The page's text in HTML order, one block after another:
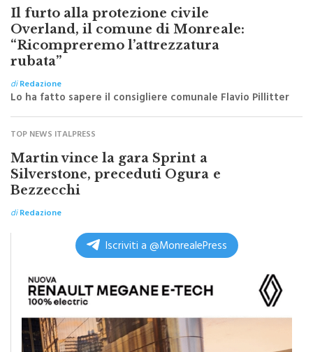
CRONACA
Il furto alla protezione civile
Overland, il comune di Monreale:
“Ricompreremo l’attrezzatura
rubata”
diRedazione
Lo ha fatto sapere il consigliere comunale Flavio Pillitter
TOP NEWS ITALPRESS
Martin vince la gara Sprint a
Silverstone, preceduti Ogura e
Bezzecchi
di